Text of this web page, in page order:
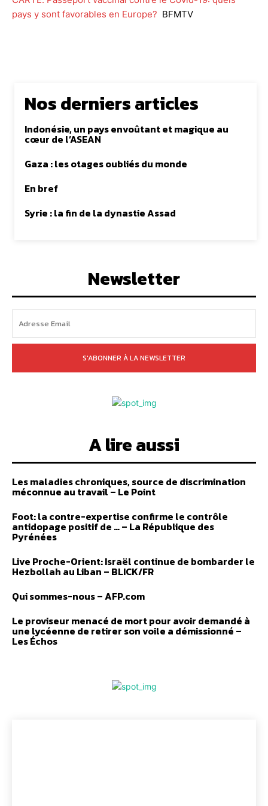
pays y sont favorables en Europe? BFMTV
Nos derniers articles
Indonésie, un pays envoûtant et magique au
cœur de l’ASEAN
Gaza : les otages oubliés du monde
En bref
Syrie : la fin de la dynastie Assad
Newsletter
S'ABONNER À LA NEWSLETTER
A lire aussi
Les maladies chroniques, source de discrimination
méconnue au travail – Le Point
Foot: la contre-expertise confirme le contrôle
antidopage positif de … – La République des
Pyrénées
Live Proche-Orient: Israël continue de bombarder le
Hezbollah au Liban – BLICK/FR
Qui sommes-nous – AFP.com
Le proviseur menacé de mort pour avoir demandé à
une lycéenne de retirer son voile a démissionné –
Les Échos